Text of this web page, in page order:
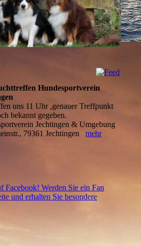
Hundesportverein
uns 11 Uhr ,genauer Treffpunkt
bekannt gegeben.
Jechtingen & Umgebung
79361 Jechtingen mehr
Facebook! Werden Sie ein Fan
und erhalten Sie besondere